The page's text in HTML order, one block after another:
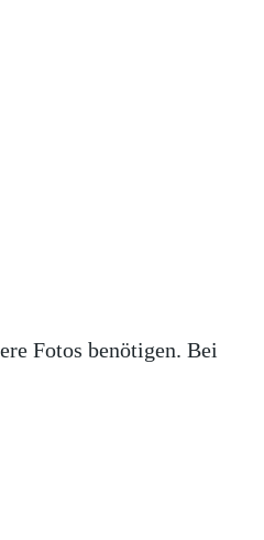
Fotos benötigen. Bei